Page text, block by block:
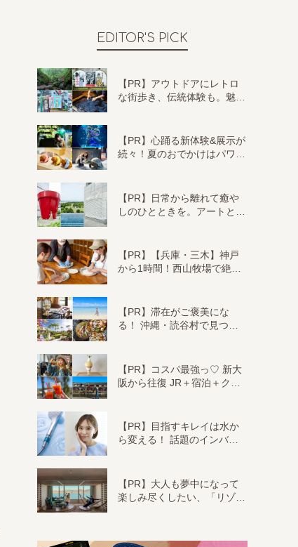
EDITOR'S PICK
【PR】アウトドアにレトロ
な街歩き、伝統体験も。魅…
【PR】心踊る新体験&展示が
続々！夏のおでかけはパワ…
【PR】日常から離れて癒や
しのひとときを。アートと…
【PR】【兵庫・三木】神戸
から1時間！西山牧場で絶…
【PR】滞在がご褒美にな
る！ 沖縄・読谷村で見つ…
【PR】コスパ最強っ♡ 新大
阪から往復 JR＋宿泊＋ク…
【PR】目指すキレイは水か
ら変える！ 話題のインバ…
【PR】大人も夢中になって
楽しみ尽くしたい、「リゾ…